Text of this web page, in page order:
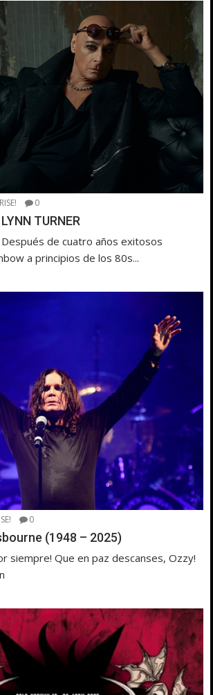
RISE! 0
TURNER
de cuatro años exitosos
a principios de los 80s...
0
(1948 – 2025)
siempre! Que en paz descanses, Ozzy!